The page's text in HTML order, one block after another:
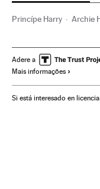
Princípe Harry Archie
Gente
Adere a
Mais informações
Si está interesado en